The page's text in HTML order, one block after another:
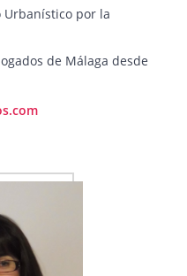
Urbanístico por la
de Málaga desde